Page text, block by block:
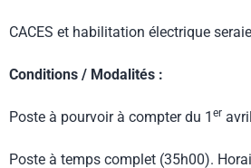
CACES et habilitation électrique
Conditions / Modalités :
Poste à pourvoir à compter du 1 er
Poste à temps complet (35h00).